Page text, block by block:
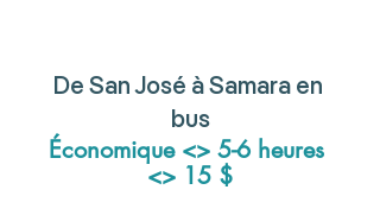
De San José à Samara en
bus
Économique <> 5-6 heures
<> 15 $